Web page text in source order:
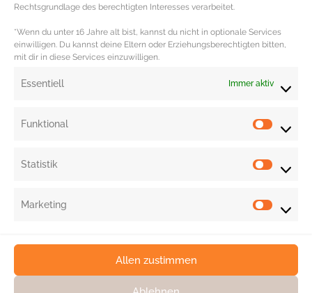
Rechtsgrundlage des berechtigten Interesses verarbeitet.
*Wenn du unter 16 Jahre alt bist, kannst du nicht in optionale Services
einwilligen. Du kannst deine Eltern oder Erziehungsberechtigten bitten,
mit dir in diese Services einzuwilligen.
Essentiell Immer aktiv
Funktional
Statistik
Marketing
Allen zustimmen
Rezept Tipps mit Superfood Ginseng findest du auf der
STRIKE magazin Rezept Seite.
Redaktion: Katja Reichgardt | Fotocredit: Shutterstock